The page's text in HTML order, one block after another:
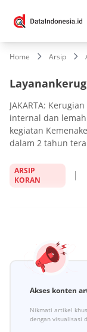
Home Arsip
JAKARTA:
internal dan
kegiatan
dalam 2 tahun
ARSIP
KORAN
Akses konten
Nikmati artikel
dengan visualisasi